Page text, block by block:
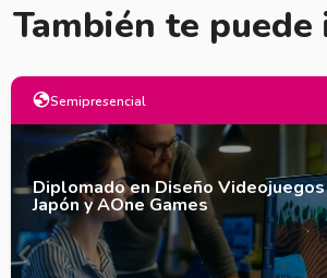
También te
Semipresencial
Diplomado en Diseño Videojuegos
Japón y AOne Games